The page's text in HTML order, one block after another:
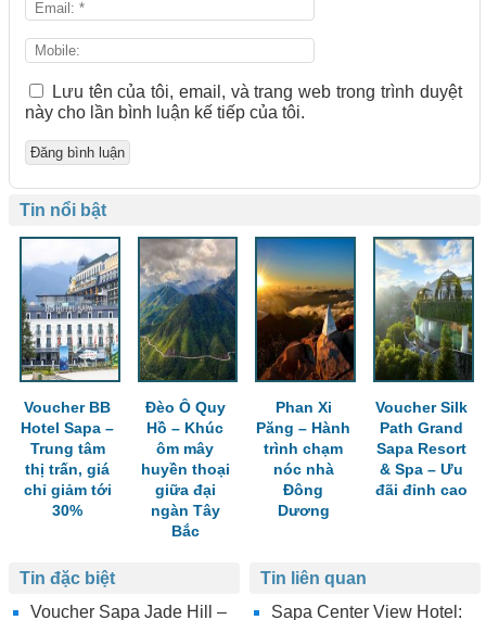
Lưu tên của tôi, email, và trang web trong trình duyệt
này cho lần bình luận kế tiếp của tôi.
Tin nổi bật
Voucher BB
Hotel Sapa –
Trung tâm
thị trấn, giá
chỉ giảm tới
30%
Đèo Ô Quy
Hồ – Khúc
ôm mây
huyền thoại
giữa đại
ngàn Tây
Bắc
Phan Xi
Păng – Hành
trình chạm
nóc nhà
Đông
Dương
Voucher Silk
Path Grand
Sapa Resort
& Spa – Ưu
đãi đỉnh cao
Tin liên quan
Sapa Center View Hotel:
Tin đặc biệt
Voucher Sapa Jade Hill –